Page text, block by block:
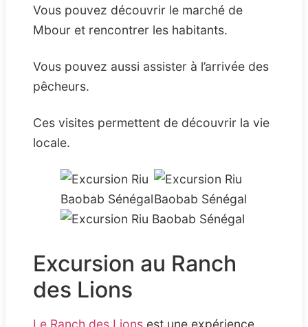
Vous pouvez découvrir le marché de
Mbour et rencontrer les habitants.
Vous pouvez aussi assister à l’arrivée des
pêcheurs.
Ces visites permettent de découvrir la vie
locale.
Excursion au Ranch
des Lions
Le Ranch des Lions est une expérience